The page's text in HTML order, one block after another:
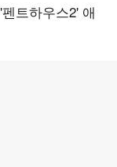
트하우스2' 애